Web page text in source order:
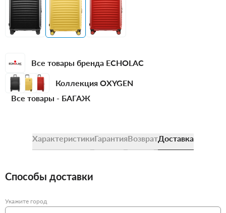
Все товары бренда ECHOLAC
Коллекция OXYGEN
Все товары - БАГАЖ
ХарактеристикиГарантияВозвратДоставка
Способы доставки
Укажите город